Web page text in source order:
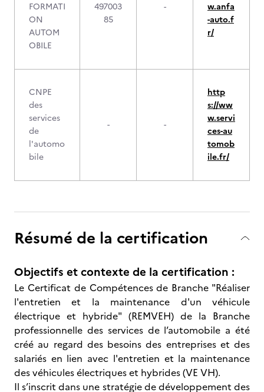
FORMATI
ON
AUTOM
OBILE
497003
85
-
w.anfa
-auto.f
r/
CNPE
des
services
de
l'automo
bile
- -
http
s://ww
w.servi
ces-au
tomob
ile.fr/
Résumé de la certification
Objectifs et contexte de la certification :
Le Certificat de Compétences de Branche "Réaliser
l'entretien et la maintenance d'un véhicule
électrique et hybride" (REMVEH) de la Branche
professionnelle des services de l’automobile a été
créé au regard des besoins des entreprises et des
salariés en lien avec l'entretien et la maintenance
des véhicules électriques et hybrides (VE VH).
Il s’inscrit dans une stratégie de développement des